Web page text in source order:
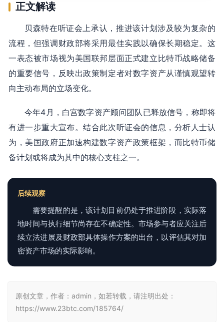
正文解读
贝森特在听证会上承认，推进该计划涉及较为复杂的
流程，但强调财政部将采用最佳实践以确保长期稳定。这
一表态被市场视为美国联邦层面正式建立比特币战略储备
的重要信号，反映出政策制定者对数字资产从谨慎观望转
向主动布局的立场变化。
今年4月，白宫数字资产顾问团队已释放信号，称即将
有进一步重大宣布。结合此次听证会的信息，分析人士认
为，美国政府正加速构建数字资产政策框架，而比特币储
备计划或将成为其中的核心支柱之一。
后续观察
需要提醒的是，该计划目前仍处于推进阶段，实际落
地时间与执行细节尚存在不确定性。市场参与者应关注后
续立法进展及财政部具体操作方案的出台，以评估其对加
密资产市场的实际影响。
原创文章，作者：admin，如若转载，请注明出处：
https://www.23btc.com/185764/